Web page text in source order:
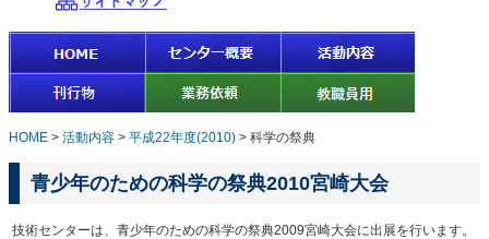
HOME > 活動内容 > 平成22年度(2010) > 科学の祭典
青少年のための科学の祭典2010宮崎大会
技術センターは、青少年のための科学の祭典2009宮崎大会に出展を行います。